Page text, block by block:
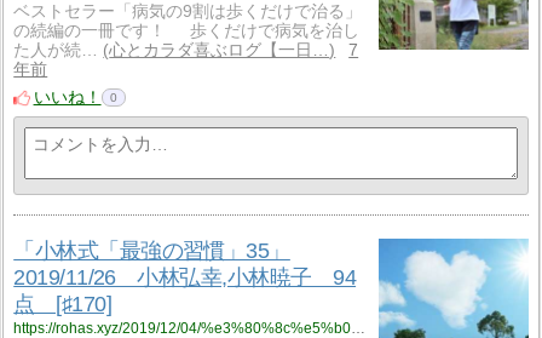
ベストセラー「病気の9割は歩くだけで治る」
の続編の一冊です！ 歩くだけで病気を治し
た人が続…
心とカラダ喜ぶログ【一日…
7
年前
いいね！
0
「小林式「最強の習慣」35」
2019/11/26 小林弘幸,小林暁子 94
点 [♯170]